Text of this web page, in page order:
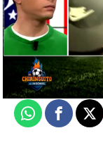
El Chiringuito
Madrid
Actualizado:
Publicado:23
Whatsapp X